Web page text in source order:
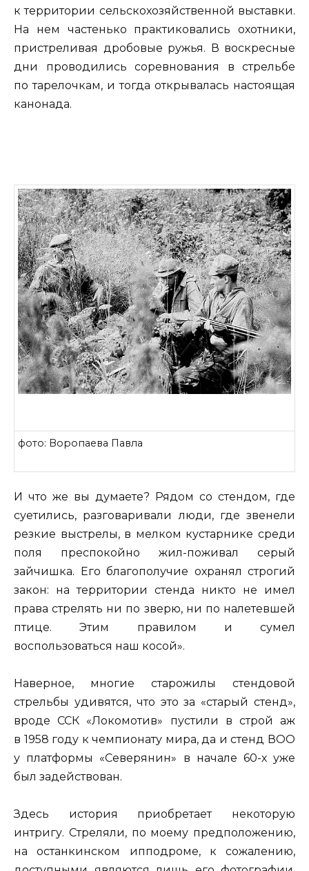
к территории сельскохозяйственной выставки.
На нем частенько практиковались охотники,
пристреливая дробовые ружья. В воскресные
дни проводились соревнования в стрельбе
по тарелочкам, и тогда открывалась настоящая
канонада.
фото: Воропаева Павла
И что же вы думаете? Рядом со стендом, где
суетились, разговаривали люди, где звенели
резкие выстрелы, в мелком кустарнике среди
поля преспокойно жил-поживал серый
зайчишка. Его благополучие охранял строгий
закон: на территории стенда никто не имел
права стрелять ни по зверю, ни по налетевшей
птице. Этим правилом и сумел
воспользоваться наш косой».
Наверное, многие старожилы стендовой
стрельбы удивятся, что это за «старый стенд»,
вроде ССК «Локомотив» пустили в строй аж
в 1958 году к чемпионату мира, да и стенд ВОО
у платформы «Северянин» в начале 60-х уже
был задействован.
Здесь история приобретает некоторую
интригу. Стреляли, по моему предположению,
на останкинском ипподроме, к сожалению,